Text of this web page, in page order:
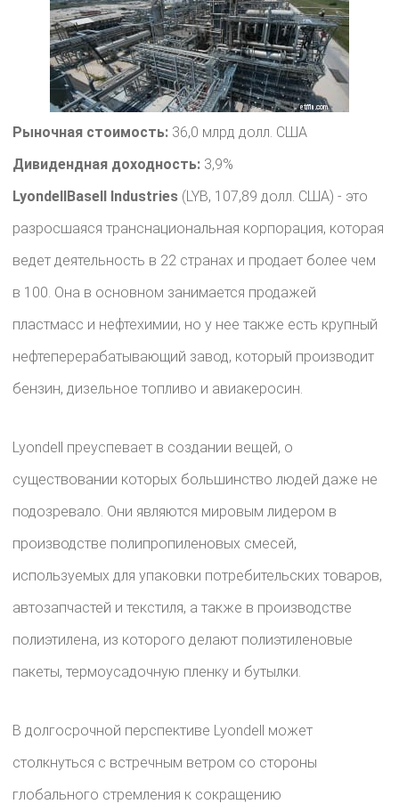
Рыночная стоимость: 36,0 млрд долл. США
Дивидендная доходность: 3,9%
LyondellBasell Industries (LYB, 107,89 долл. США) - это
разросшаяся транснациональная корпорация, которая
ведет деятельность в 22 странах и продает более чем
в 100. Она в основном занимается продажей
пластмасс и нефтехимии, но у нее также есть крупный
нефтеперерабатывающий завод, который производит
бензин, дизельное топливо и авиакеросин.
Lyondell преуспевает в создании вещей, о
существовании которых большинство людей даже не
подозревало. Они являются мировым лидером в
производстве полипропиленовых смесей,
используемых для упаковки потребительских товаров,
автозапчастей и текстиля, а также в производстве
полиэтилена, из которого делают полиэтиленовые
пакеты, термоусадочную пленку и бутылки.
В долгосрочной перспективе Lyondell может
столкнуться с встречным ветром со стороны
глобального стремления к сокращению